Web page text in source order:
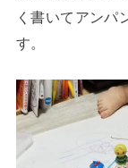
く書いてアンパ
す。